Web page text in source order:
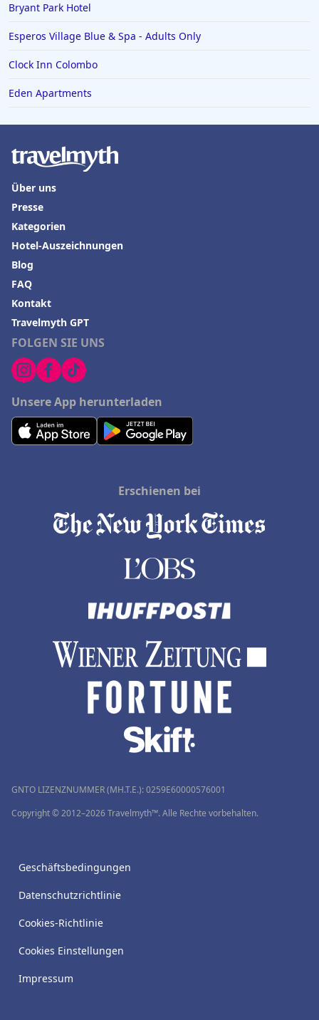
Bryant Park Hotel
Esperos Village Blue & Spa - Adults Only
Clock Inn Colombo
Eden Apartments
FOLGEN SIE UNS
Unsere App herunterladen
Über uns
Presse
Kategorien
Hotel-Auszeichnungen
Blog
FAQ
Kontakt
Travelmyth GPT
Erschienen bei
GNTO LIZENZNUMMER (MH.T.E.): 0259Ε60000576001
Copyright © 2012–2026 Travelmyth™. Alle Rechte vorbehalten.
Geschäftsbedingungen
Datenschutzrichtlinie
Cookies-Richtlinie
Cookies Einstellungen
Impressum